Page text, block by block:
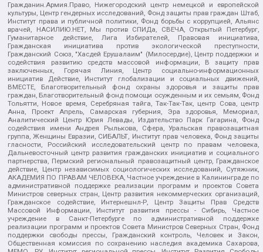
Гражданин.Армия.Право, Нижегородский центр немецкой и европейской
культуры, Центр гендерных исследований, Фонд защиты прав граждан Штаб,
Институт права и публичной политики, Фонд борьбы с коррупцией, Альянс
врачей, НАСИЛИЮ.НЕТ, Мы против СПИДа, СВЕЧА, Открытый Петербург,
Гуманитарное действие, Лига Избирателей, Правовая инициатива,
Гражданская инициатива против экологической преступности,
Гражданский Союз, "Хасдей Ерушалаим" (Милосердие), Центр поддержки и
содействия развитию средств массовой информации, В защиту прав
заключенных, Горячая Линия, Центр социально-информационных
инициатив Действие, Институт глобализации и социальных движений,
ВМЕСТЕ, Благотворительный фонд охраны здоровья и защиты прав
граждан, Благотворительный фонд помощи осужденным и их семьям, Фонд
Тольятти, Новое время, Серебряная тайга, Так-Так-Так, центр Сова, центр
Анна, Проект Апрель, Самарская губерния, Эра здоровья, Мемориал,
Аналитический Центр Юрия Левады, Издательство Парк Гагарина, Фонд
содействия имени Андрея Рылькова, Сфера, Уральская правозащитная
группа, Женщины Евразии, СИБАЛЬТ, Институт прав человека, Фонд защиты
гласности, Российский исследовательский центр по правам человека,
Дальневосточный центр развития гражданских инициатив и социального
партнерства, Пермский региональный правозащитный центр, Гражданское
действие, Центр независимых социологических исследований, Сутяжник,
АКАДЕМИЯ ПО ПРАВАМ ЧЕЛОВЕКА, Частное учреждение в Калининграде по
административной поддержке реализации программ и проектов Совета
Министров северных стран, Центр развития некоммерческих организаций,
Гражданское содействие, Интернешнл-Р, Центр Защиты Прав Средств
Массовой Информации, Институт развития прессы - Сибирь, Частное
учреждение в Санкт-Петербурге по административной поддержке
реализации программ и проектов Совета Министров Северных Стран, Фонд
поддержки свободы прессы, Гражданский контроль, Человек и Закон,
Общественная комиссия по сохранению наследия академика Сахарова,